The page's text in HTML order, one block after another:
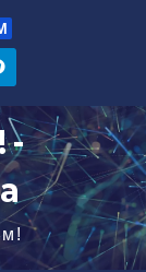
-